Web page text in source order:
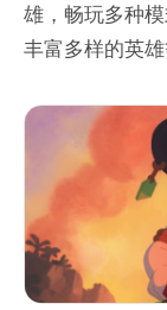
雄，畅玩多种
丰富多样的英
自己与众不同